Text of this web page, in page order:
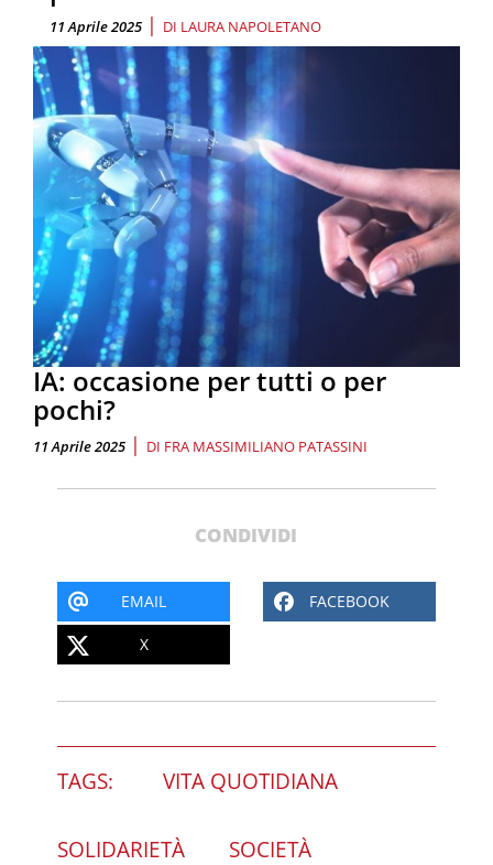
11 Aprile 2025 | DI LAURA NAPOLETANO
IA: occasione per tutti o per
pochi?
11 Aprile 2025 | DI FRA MASSIMILIANO PATASSINI
CONDIVIDI
EMAIL FACEBOOK
X
TAGS: VITA QUOTIDIANA
SOLIDARIETÀ SOCIETÀ